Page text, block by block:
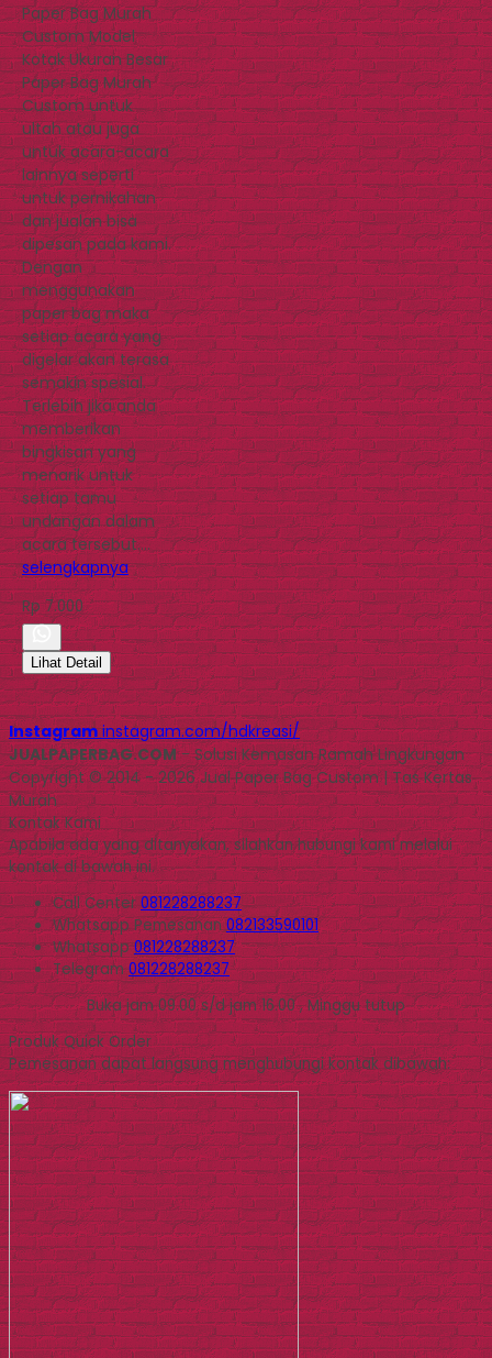
Paper Bag Murah
Custom Model
Kotak Ukuran Besar
Paper Bag Murah
Custom untuk
ultah atau juga
untuk acara-acara
lainnya seperti
untuk pernikahan
dan jualan bisa
dipesan pada kami.
Dengan
menggunakan
paper bag maka
setiap acara yang
digelar akan terasa
semakin spesial.
Terlebih jika anda
memberikan
bingkisan yang
menarik untuk
setiap tamu
undangan dalam
acara tersebut….
selengkapnya
Rp 7.000
Lihat Detail
Instagram instagram.com/hdkreasi/
JUALPAPERBAG.COM- Solusi Kemasan Ramah Lingkungan
Copyright © 2014 - 2026 Jual Paper Bag Custom | Tas Kertas
Murah
Kontak Kami
Apabila ada yang ditanyakan, silahkan hubungi kami melalui
kontak di bawah ini.
Call Center081228288237
WhatsappPemesanan 082133590101
Whatsapp081228288237
Telegram081228288237
Buka jam 09.00 s/d jam 16.00 , Minggu tutup
Produk Quick Order
Pemesanan dapat langsung menghubungi kontak dibawah: